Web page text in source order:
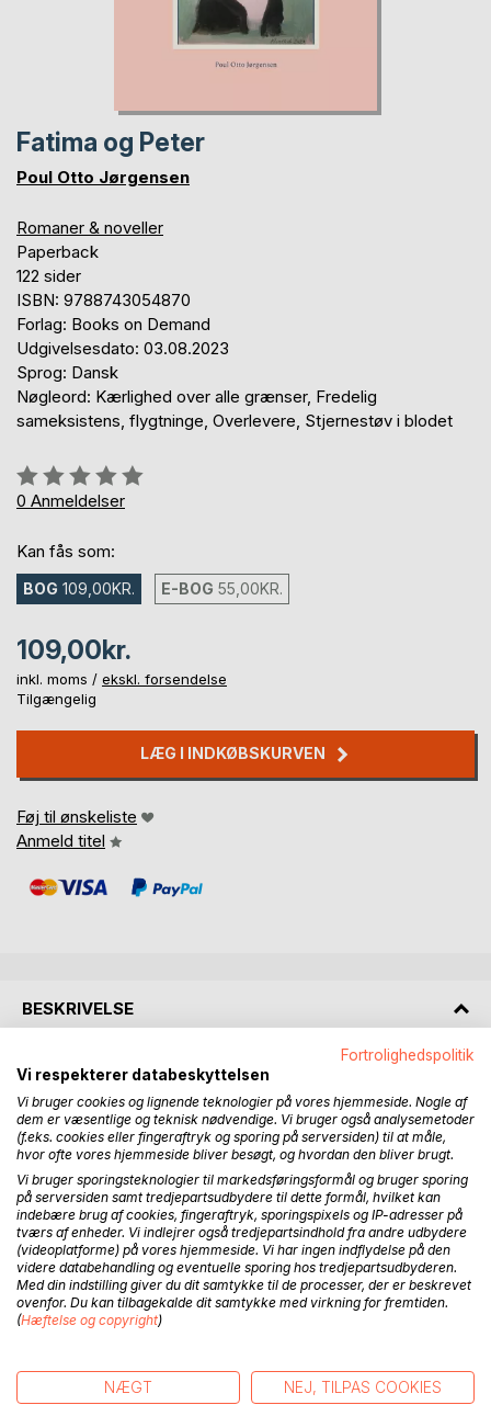
Fatima og Peter
Poul Otto Jørgensen
Romaner & noveller
Paperback
122 sider
ISBN: 9788743054870
Forlag: Books on Demand
Udgivelsesdato: 03.08.2023
Sprog: Dansk
Nøgleord: Kærlighed over alle grænser, Fredelig
sameksistens, flygtninge, Overlevere, Stjernestøv i blodet
Anmeldelse::
0%
0 Anmeldelser
Kan fås som:
BOG 109,00KR. E-BOG 55,00KR.
109,00kr.
inkl. moms / ekskl. forsendelse
Tilgængelig
LÆG I INDKØBSKURVEN
Føj til ønskeliste
Anmeld titel
BESKRIVELSE
Fatima kom til mig i en drøm. Jeg drømte det hele en nat,
lige da jeg var kommet hjem til Perstorp i Sverige. Jeg var
så heldig, at jeg vågnede, netop da handlingen i drømmen
var færdig, og jeg kunne huske det hele.
Så jeg fik travlt med at notere alle hovedpunkter, så jeg
senere kunne skrive historien om Fatima og Peter.
Natten var lang, troede jeg, så jeg skrev og skrev og tiden
gik. Da jeg var færdig, var det blevet lyst, så jeg kunne ikke
nøjes med gardinet, der var trukket for, men måtte trække
rullegardinet ned. Der har boet en mand i lejligheden før
Det lykkedes på den måde at få sovet et par timer mere.
Fortrolighedspolitik
Vi respekterer databeskyttelsen
Vi bruger cookies og lignende teknologier på vores hjemmeside. Nogle af
dem er væsentlige og teknisk nødvendige. Vi bruger også analysemetoder
(f.eks. cookies eller fingeraftryk og sporing på serversiden) til at måle,
hvor ofte vores hjemmeside bliver besøgt, og hvordan den bliver brugt.
Vi bruger sporingsteknologier til markedsføringsformål og bruger sporing
på serversiden samt tredjepartsudbydere til dette formål, hvilket kan
indebære brug af cookies, fingeraftryk, sporingspixels og IP-adresser på
tværs af enheder. Vi indlejrer også tredjepartsindhold fra andre udbydere
(videoplatforme) på vores hjemmeside. Vi har ingen indflydelse på den
videre databehandling og eventuelle sporing hos tredjepartsudbyderen.
Med din indstilling giver du dit samtykke til de processer, der er beskrevet
ovenfor. Du kan tilbagekalde dit samtykke med virkning for fremtiden.
(Hæftelse og copyright)
NÆGT NEJ, TILPAS COOKIES